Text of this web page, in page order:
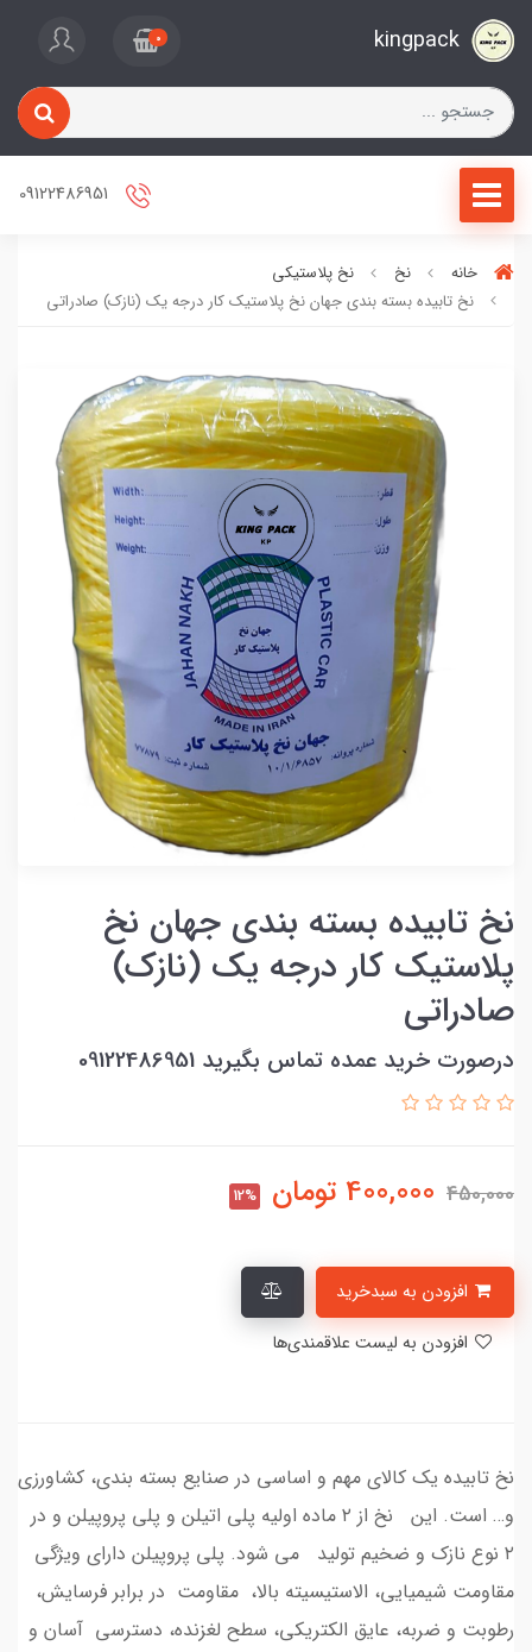
kingpack
0
خانه نخ
نخ پلاستیکی
نخ تابیده بسته بندی جهان نخ پلاستیک کار درجه یک (نازک) صادراتی
نخ تابیده بسته بندی جهان نخ
پلاستیک کار درجه یک (نازک)
صادراتی
درصورت خرید عمده تماس بگیرید 09122486951
450,000
400,000 تومان 12%
نخ تابیده یک کالای مهم و اساسی در صنایع بسته بندی، کشاورزی
و… است. این نخ از ۲ ماده اولیه پلی اتیلن و پلی پروپیلن و در
۲ نوع نازک و ضخیم تولید می شود. پلی پروپیلن دارای ویژگی
مقاومت شیمیایی، الاستیسیته بالا، مقاومت در برابر فرسایش،
رطوبت و ضربه، عایق الکتریکی، سطح لغزنده، دسترسی آسان و